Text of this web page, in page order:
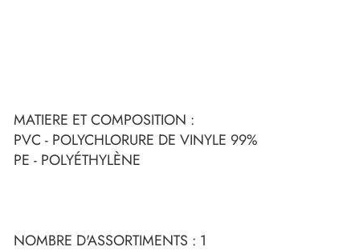
MATIERE ET COMPOSITION :
PVC - POLYCHLORURE DE VINYLE 99%
PE - POLYÉTHYLÈNE
NOMBRE D'ASSORTIMENTS : 1